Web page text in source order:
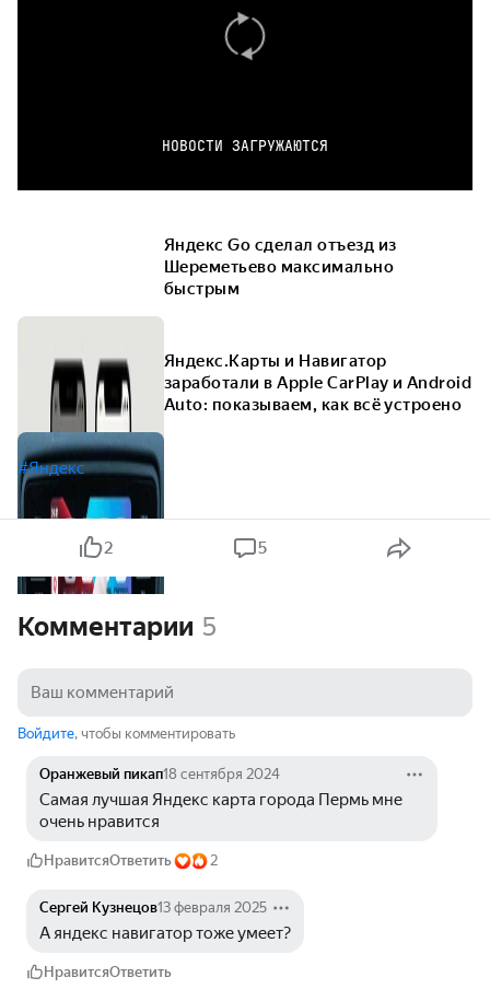
НОВОСТИ ЗАГРУЖАЮТСЯ
Яндекс Go сделал отъезд из
Шереметьево максимально
быстрым
Яндекс.Карты и Навигатор
заработали в Apple CarPlay и Android
Auto: показываем, как всё устроено
#Яндекс
2 5
Комментарии 5
Войдите, чтобы комментировать
Оранжевый пикап18 сентября 2024
Самая лучшая Яндекс карта города Пермь мне
очень нравится
НравитсяОтветить 2
Сергей Кузнецов13 февраля 2025
А яндекс навигатор тоже умеет?
НравитсяОтветить